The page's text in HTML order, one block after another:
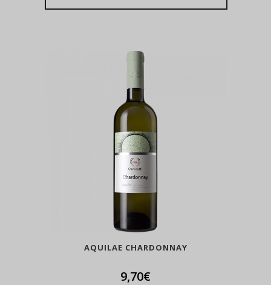
AQUILAE CHARDONNAY
9,70€